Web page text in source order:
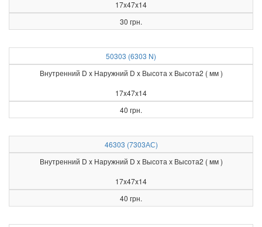
17x47x14
30 грн.
50303 (6303 N)
Внутренний D x Наружний D x Высота х Высота2 ( мм )
17x47x14
40 грн.
46303 (7303АС)
Внутренний D x Наружний D x Высота х Высота2 ( мм )
17x47x14
40 грн.